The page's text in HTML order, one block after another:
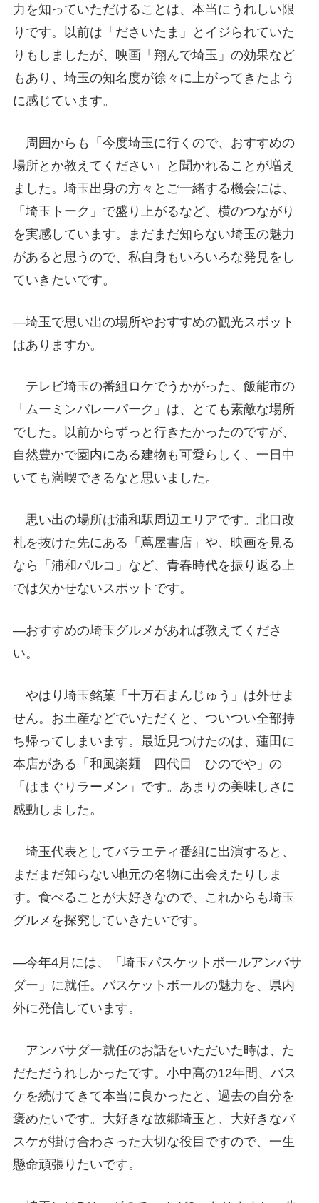
力を知っていただけることは、本当にうれしい限
りです。以前は「ださいたま」とイジられていた
りもしましたが、映画「翔んで埼玉」の効果など
もあり、埼玉の知名度が徐々に上がってきたよう
に感じています。
周囲からも「今度埼玉に行くので、おすすめの
場所とか教えてください」と聞かれることが増え
ました。埼玉出身の方々とご一緒する機会には、
「埼玉トーク」で盛り上がるなど、横のつながり
を実感しています。まだまだ知らない埼玉の魅力
があると思うので、私自身もいろいろな発見をし
ていきたいです。
―埼玉で思い出の場所やおすすめの観光スポット
はありますか。
テレビ埼玉の番組ロケでうかがった、飯能市の
「ムーミンバレーパーク」は、とても素敵な場所
でした。以前からずっと行きたかったのですが、
自然豊かで園内にある建物も可愛らしく、一日中
いても満喫できるなと思いました。
思い出の場所は浦和駅周辺エリアです。北口改
札を抜けた先にある「蔦屋書店」や、映画を見る
なら「浦和パルコ」など、青春時代を振り返る上
では欠かせないスポットです。
―おすすめの埼玉グルメがあれば教えてくださ
い。
やはり埼玉銘菓「十万石まんじゅう」は外せま
せん。お土産などでいただくと、ついつい全部持
ち帰ってしまいます。最近見つけたのは、蓮田に
本店がある「和風楽麺 四代目 ひのでや」の
「はまぐりラーメン」です。あまりの美味しさに
感動しました。
埼玉代表としてバラエティ番組に出演すると、
まだまだ知らない地元の名物に出会えたりしま
す。食べることが大好きなので、これからも埼玉
グルメを探究していきたいです。
―今年4月には、「埼玉バスケットボールアンバサ
ダー」に就任。バスケットボールの魅力を、県内
外に発信しています。
アンバサダー就任のお話をいただいた時は、た
だただうれしかったです。小中高の12年間、バス
ケを続けてきて本当に良かったと、過去の自分を
褒めたいです。大好きな故郷埼玉と、大好きなバ
スケが掛け合わさった大切な役目ですので、一生
懸命頑張りたいです。